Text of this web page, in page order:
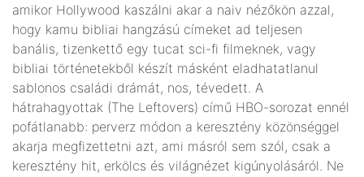
amikor Hollywood kaszálni akar a naiv nézőkön azzal,
hogy kamu bibliai hangzású címeket ad teljesen
banális, tizenkettő egy tucat sci-fi filmeknek, vagy
bibliai történetekből készít másként eladhatatlanul
sablonos családi drámát, nos, tévedett. A
hátrahagyottak (The Leftovers) című HBO-sorozat ennél
pofátlanabb: perverz módon a keresztény közönséggel
akarja megfizettetni azt, ami másról sem szól, csak a
keresztény hit, erkölcs és világnézet kigúnyolásáról. Ne